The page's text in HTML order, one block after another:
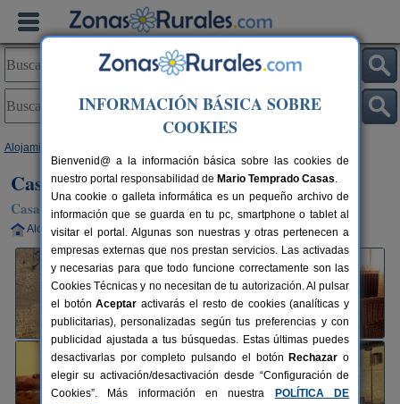
Alojamientos
Casa Julito
Casa Rural en Barásoain (Navarra)
Alquiler completo 5 plazas 25 km de Pamplona
INFORMACIÓN BÁSICA SOBRE
COOKIES
Bienvenid@ a la información básica sobre las cookies de
nuestro portal responsabilidad de Mario Temprado Casas.
Una cookie o galleta informática es un pequeño archivo de
información que se guarda en tu pc, smartphone o tablet al
visitar el portal. Algunas son nuestras y otras pertenecen a
empresas externas que nos prestan servicios. Las activadas
y necesarias para que todo funcione correctamente son las
Cookies Técnicas y no necesitan de tu autorización. Al pulsar
el botónAceptar activarás el resto de cookies (analíticas y
publicitarias), personalizadas según tus preferencias y con
publicidad ajustada a tus búsquedas. Estas últimas puedes
desactivarlas por completo pulsando el botón Rechazar o
elegir su activación/desactivación desde “Configuración de
Cookies”. Más información en nuestra
POLÍTICA DE